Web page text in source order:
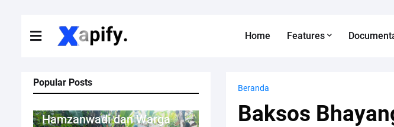
Home Features
Popular Posts
Hamzanwadi dan Warga
Beranda
Baksos